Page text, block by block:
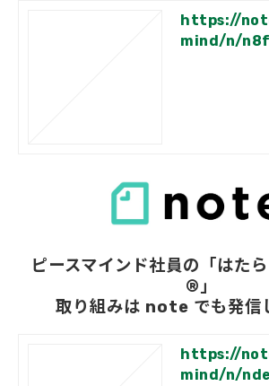
https://
mind/n/
ピースマインド社員の「はた
®」
取り組みは note でも発信
https://
mind/n/